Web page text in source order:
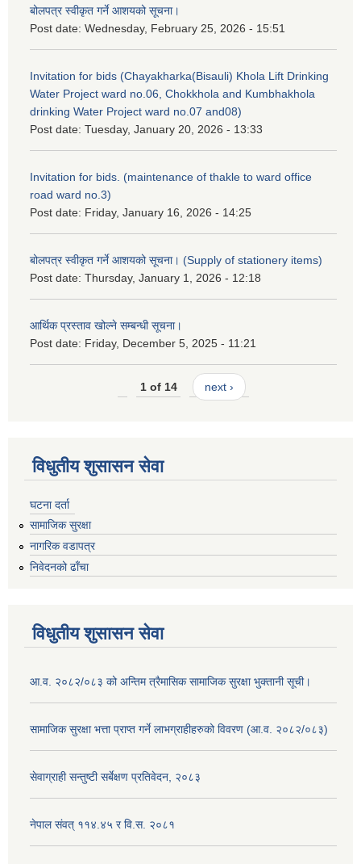
बोलपत्र स्वीकृत गर्ने आशयको सूचना।
Post date: Wednesday, February 25, 2026 - 15:51
Invitation for bids (Chayakharka(Bisauli) Khola Lift Drinking
Water Project ward no.06, Chokkhola and Kumbhakhola
drinking Water Project ward no.07 and08)
Post date: Tuesday, January 20, 2026 - 13:33
Invitation for bids. (maintenance of thakle to ward office
road ward no.3)
Post date: Friday, January 16, 2026 - 14:25
बोलपत्र स्वीकृत गर्ने आशयको सूचना। (Supply of stationery items)
Post date: Thursday, January 1, 2026 - 12:18
आर्थिक प्रस्ताव खोल्ने सम्बन्धी सूचना।
Post date: Friday, December 5, 2025 - 11:21
1 of 14 next ›
विधुतीय शुसासन सेवा
घटना दर्ता
सामाजिक सुरक्षा
नागरिक वडापत्र
निवेदनको ढाँचा
विधुतीय शुसासन सेवा
आ.व. २०८२/०८३ को अन्तिम त्रैमासिक सामाजिक सुरक्षा भुक्तानी सूची।
सामाजिक सुरक्षा भत्ता प्राप्त गर्ने लाभग्राहीहरुको विवरण (आ.व. २०८२/०८३)
सेवाग्राही सन्तुष्टी सर्बेक्षण प्रतिवेदन, २०८३
नेपाल संवत् ११४.४५ र वि.स. २०८१